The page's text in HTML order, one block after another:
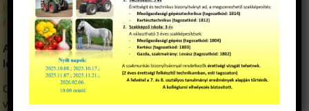
https://api.ikk.hu/storage/uploads/files/08883001_csaladellato_pd
f-1608624640747.pdf
A Családellátó részszakképesítés munkaterületének rövid
leírása:
Családellátóként elsődleges feladata saját háztartásának
vezetése, családjának ellátása, gyermekeinek nevelése,